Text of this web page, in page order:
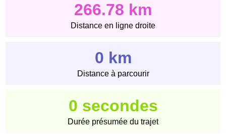
266.78 km
Distance en ligne droite
0 km
Distance à parcourir
0 secondes
Durée présumée du trajet